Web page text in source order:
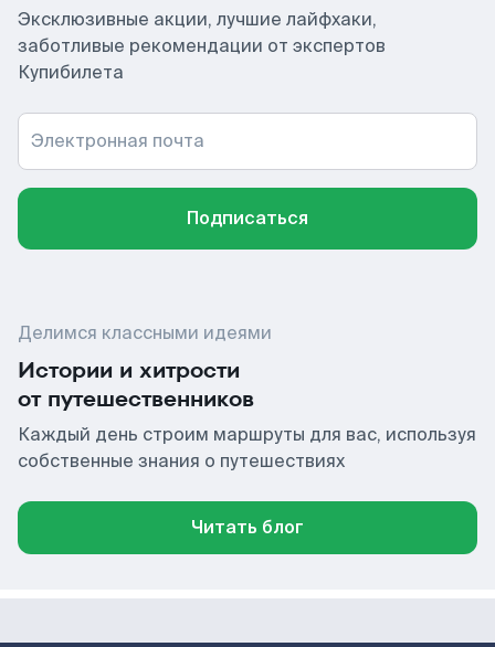
Эксклюзивные акции, лучшие лайфхаки,
заботливые рекомендации от экспертов
Купибилета
Электронная почта
Подписаться
Делимся классными идеями
Истории и хитрости
от путешественников
Каждый день строим маршруты для вас, используя
собственные знания о путешествиях
Читать блог